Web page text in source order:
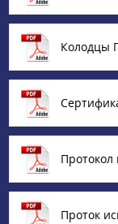
Колодцы
Проток